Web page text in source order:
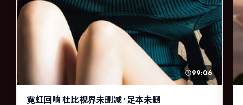
99:06
霓虹回响 杜比视界未删减 · 足本未删